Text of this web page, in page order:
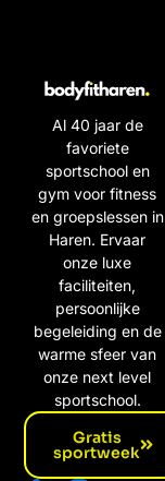
Al 40 jaar de
favoriete
sportschool en
gym voor fitness
en groepslessen in
Haren. Ervaar
onze luxe
faciliteiten,
persoonlijke
begeleiding en de
warme sfeer van
onze next level
sportschool.
Gratis
sportweek